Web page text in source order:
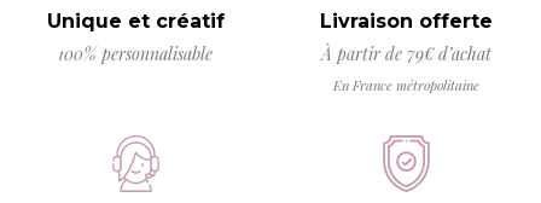
Unique et créatif
100% personnalisable
Livraison offerte
À partir de 79€ d’achat
En France métropolitaine